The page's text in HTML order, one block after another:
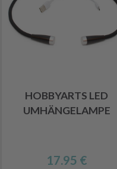
HOBBYARTS LED
UMHÄNGELAMPE
17.95 €